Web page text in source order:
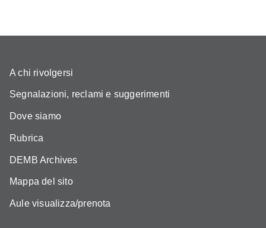
A chi rivolgersi
Segnalazioni, reclami e suggerimenti
Dove siamo
Rubrica
DEMB Archives
Mappa del sito
Aule visualizza/prenota